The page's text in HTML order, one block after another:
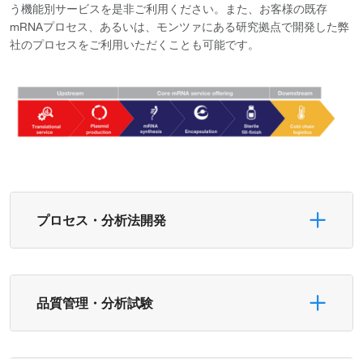
う機能別サービスを是非ご利用ください。また、お客様の既存
mRNAプロセス、あるいは、モンツァにある研究拠点で開発した弊
社のプロセスをご利用いただくことも可能です。
プロセス・分析法開発
品質管理・分析試験